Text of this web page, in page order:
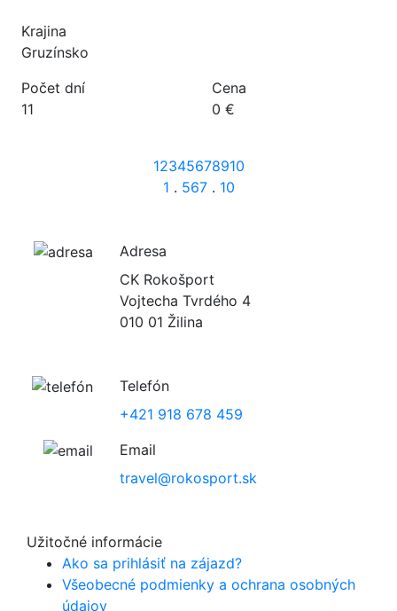
Krajina
Gruzínsko
Počet dní
11
Cena
0 €
12345678910
1 . 567. 10
Adresa
CK Rokošport
Vojtecha Tvrdého 4
010 01 Žilina
Telefón
+421 918 678 459
Email
travel@rokosport.sk
Užitočné informácie
Ako sa prihlásiť na zájazd?
Všeobecné podmienky a ochrana osobných
údajov